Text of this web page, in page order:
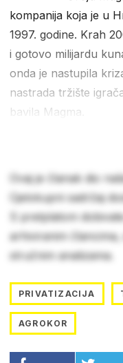
kompanija koja je u
1997. godine. Krah
i gotovo milijardu
onda je nastupila
nastrada tržište
bavila Magma.
Ovaj je članak dio
Cjelokupni sadržaj
S pretplatom
arhiviranim
stručnim analizama.
PRIVATIZACIJA
AGROKOR